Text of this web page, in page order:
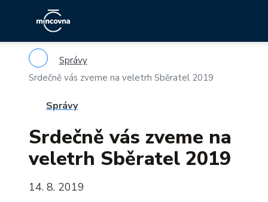
Správy
Srdečně vás zveme na veletrh Sběratel 2019
Správy
Srdečně vás zveme na
veletrh Sběratel 2019
14. 8. 2019